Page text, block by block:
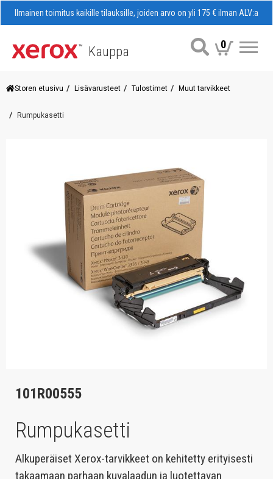
Ilmainen toimitus kaikille tilauksille, joiden arvo on yli 175 € ilman ALV:a
Kauppa 0
Storen etusivu Lisävarusteet Tulostimet Muut tarvikkeet
Rumpukasetti
101R00555
Rumpukasetti
Alkuperäiset Xerox-tarvikkeet on kehitetty erityisesti
takaamaan parhaan kuvalaadun ja luotettavan